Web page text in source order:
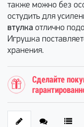
также можно без
остудить для
втулка отлично
Игрушка
хранения.
Сделайте